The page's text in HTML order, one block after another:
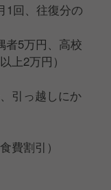
回、往復分の
者5万円、高校
上2万円）
引っ越しにか
費割引）